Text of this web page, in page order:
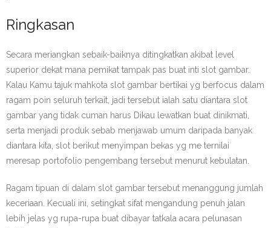
Ringkasan
Secara meriangkan sebaik-baiknya ditingkatkan akibat level
superior dekat mana pemikat tampak pas buat inti slot gambar.
Kalau Kamu tajuk mahkota slot gambar bertikai yg berfocus dalam
ragam poin seluruh terkait, jadi tersebut ialah satu diantara slot
gambar yang tidak cuman harus Dikau lewatkan buat dinikmati,
serta menjadi produk sebab menjawab umum daripada banyak
diantara kita, slot berikut menyimpan bekas yg me ternilai
meresap portofolio pengembang tersebut menurut kebulatan.
Ragam tipuan di dalam slot gambar tersebut menanggung jumlah
keceriaan. Kecuali ini, setingkat sifat mengandung penuh jalan
lebih jelas yg rupa-rupa buat dibayar tatkala acara pelunasan